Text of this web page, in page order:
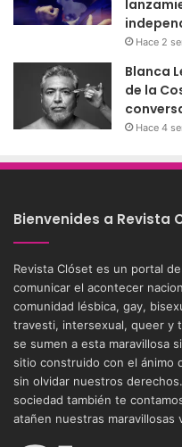
Hace 2
Blanca
de la
Hace 4
Bienvenides a Revista
Revista Clóset es un portal
comunicar el acontecer
comunidad lésbica, gay,
travesti, intersexual, queer y
se sumen a esta maravillosa
sitio construido con el ánimo
sin olvidar nuestros
sociedad también te
atañen nuestras maravillosas